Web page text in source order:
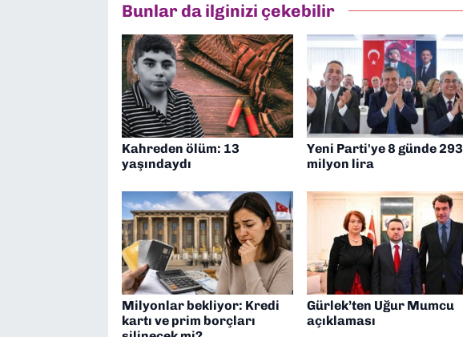
Bunlar da ilginizi çekebilir
Kahreden ölüm: 13
yaşındaydı
Yeni Parti'ye 8 günde 293
milyon lira
Milyonlar bekliyor: Kredi
kartı ve prim borçları
Gürlek’ten Uğur Mumcu
açıklaması